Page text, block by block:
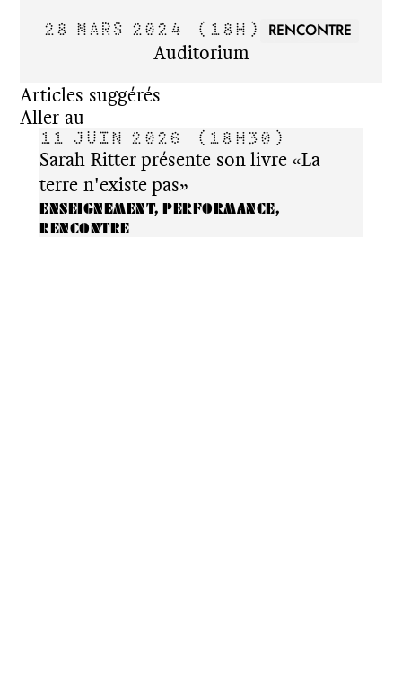
28 MARS 2024 (18H) RENCONTRE
Auditorium
Articles suggérés
Aller au
11 JUIN 2026 (18H30)
Sarah Ritter présente son livre «La
terre n'existe pas»
ENSEIGNEMENT, PERFORMANCE,
RENCONTRE